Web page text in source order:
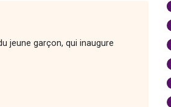
jeune garçon, qui inaugure